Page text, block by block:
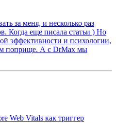
за меня, и несколько раз
Когда еще писала статьи ) Но
эффективности и психологии,
поприще. А с DrMax мы
Web Vitals как триггер